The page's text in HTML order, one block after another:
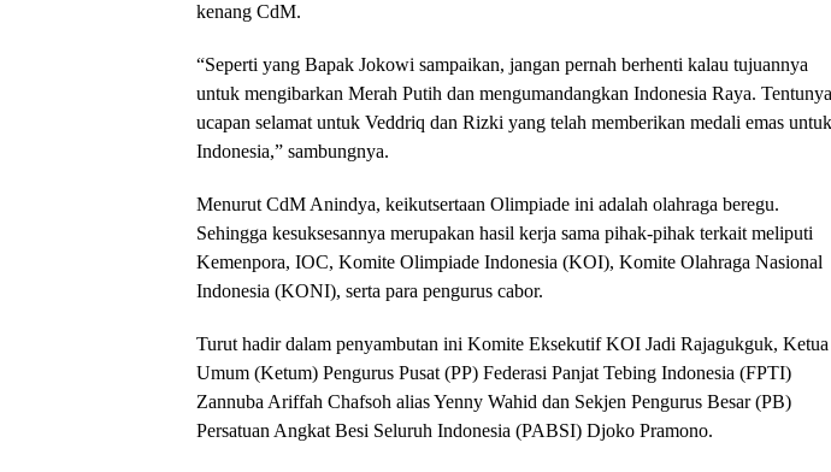
kenang CdM.
“Seperti yang Bapak Jokowi sampaikan, jangan pernah berhenti kalau tujuannya
untuk mengibarkan Merah Putih dan mengumandangkan Indonesia Raya. Tentunya
ucapan selamat untuk Veddriq dan Rizki yang telah memberikan medali emas untuk
Indonesia,” sambungnya.
Menurut CdM Anindya, keikutsertaan Olimpiade ini adalah olahraga beregu.
Sehingga kesuksesannya merupakan hasil kerja sama pihak-pihak terkait meliputi
Kemenpora, IOC, Komite Olimpiade Indonesia (KOI), Komite Olahraga Nasional
Indonesia (KONI), serta para pengurus cabor.
Turut hadir dalam penyambutan ini Komite Eksekutif KOI Jadi Rajagukguk, Ketua
Umum (Ketum) Pengurus Pusat (PP) Federasi Panjat Tebing Indonesia (FPTI)
Zannuba Ariffah Chafsoh alias Yenny Wahid dan Sekjen Pengurus Besar (PB)
Persatuan Angkat Besi Seluruh Indonesia (PABSI) Djoko Pramono.